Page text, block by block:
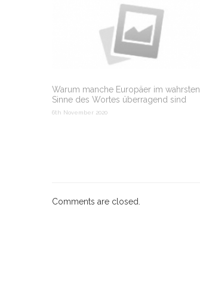
Warum manche Europäer im wahrsten
Sinne des Wortes überragend sind
6th November 2020
Comments are closed.